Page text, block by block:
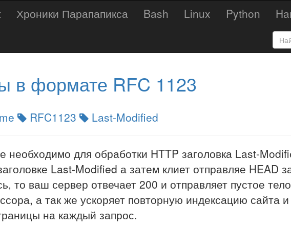
Хроники Парапапикса Bash Linux Python
в формате RFC 1123
RFC1123 Last-Modified
для обработки HTTP заголовка Last-
Last-Modified а затем клиет отправляе HEAD
то ваш сервер отвечает 200 и отправляет пустое
а так же ускоряет повторную индексацию сайта
на каждый запрос.